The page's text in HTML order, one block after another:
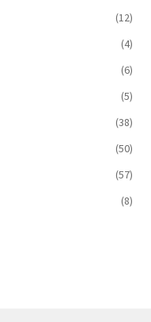
(12)
(4)
(6)
(5)
(38)
(50)
(57)
(8)